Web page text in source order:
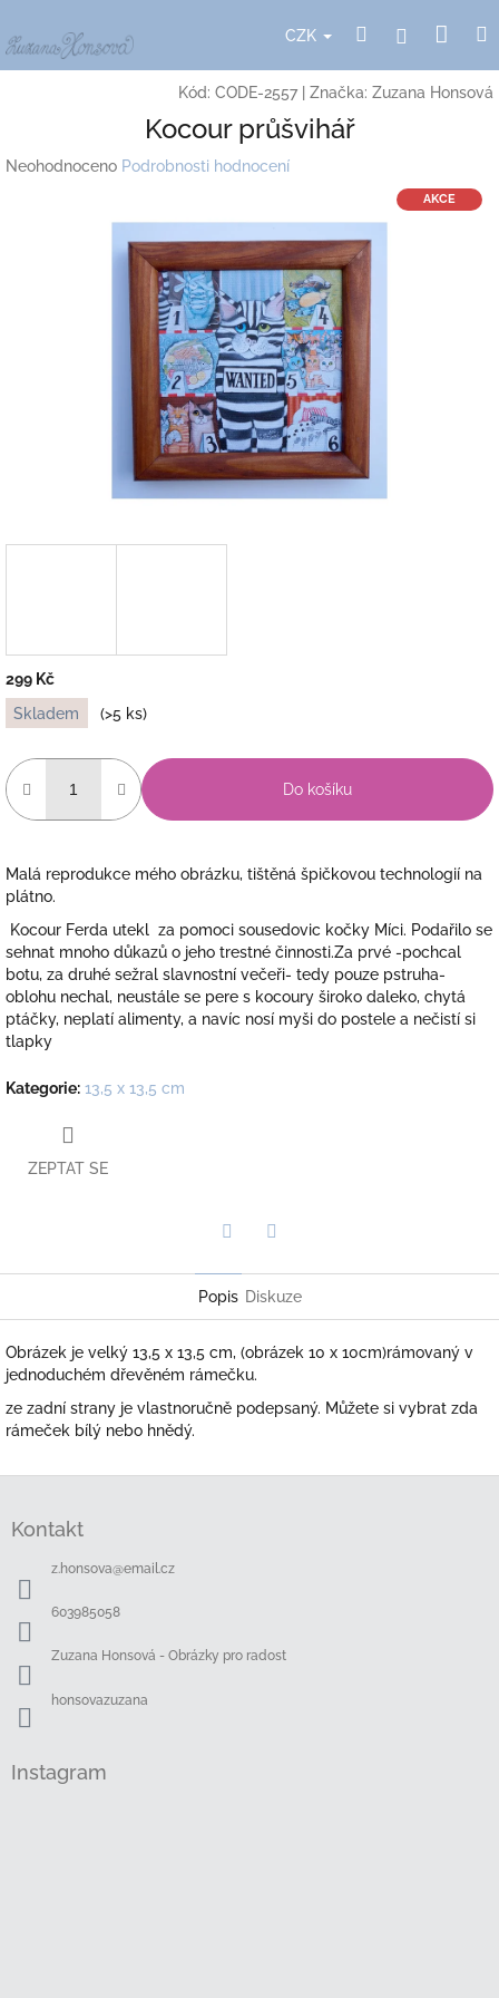
na
obsah
CZK HledatPřihlášení
Kód: CODE-2557 Značka: Zuzana Honsová
Kocour průšvihář
Průměrné
Neohodnoceno Podrobnosti hodnocení
AKCE
299 Kč
Měrná
cena:
Skladem (>5 ks)
Do košíku
Malá reprodukce mého obrázku, tištěná špičkovou technologií na
plátno.
Kocour Ferda utekl za pomoci sousedovic kočky Míci. Podařilo se
sehnat mnoho důkazů o jeho trestné činnosti.Za prvé -pochcal
botu, za druhé sežral slavnostní večeři- tedy pouze pstruha-
oblohu nechal, neustále se pere s kocoury široko daleko, chytá
ptáčky, neplatí alimenty, a navíc nosí myši do postele a nečistí si
tlapky
Kategorie: 13,5 x 13,5 cm
ZEPTAT SE
Popis Diskuze
Obrázek je velký 13,5 x 13,5 cm, (obrázek 10 x 10cm)rámovaný v
jednoduchém dřevěném rámečku.
ze zadní strany je vlastnoručně podepsaný. Můžete si vybrat zda
rámeček bílý nebo hnědý.
Kontakt
z.honsova@email.cz
603985058
Zuzana Honsová - Obrázky pro radost
honsovazuzana
Instagram